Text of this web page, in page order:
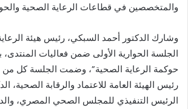
والمتخصصين في قطاعات الرعاية الصحية
وشارك الدكتور أحمد السبكي، رئيس هيئة
الجلسة الحوارية الأولى ضمن فعاليات
حوكمة الرعاية الصحية”، وضمت الجلسة كل من
رئيس الهيئة العامة للاعتماد والرقابة الصحية،
الرئيس التنفيذي للمجلس الصحي المصري،